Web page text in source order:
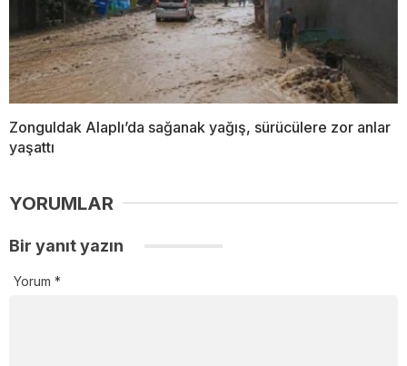
Zonguldak Alaplı’da sağanak yağış, sürücülere zor anlar
yaşattı
YORUMLAR
Bir yanıt yazın
Yorum *